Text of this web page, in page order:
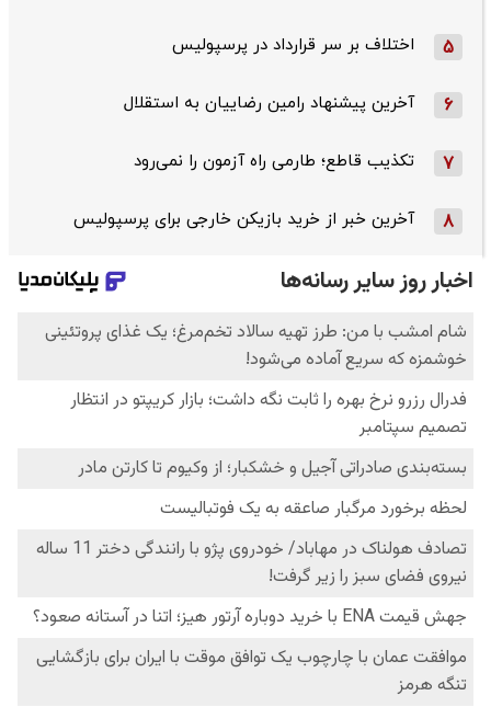
5 اختلاف بر سر قرارداد در پرسپولیس
6 آخرین پیشنهاد رامین رضاییان به استقلال
7 تکذیب قاطع؛‌ طارمی راه آزمون را نمی‌رود
8 آخرین خبر از خرید بازیکن خارجی برای پرسپولیس